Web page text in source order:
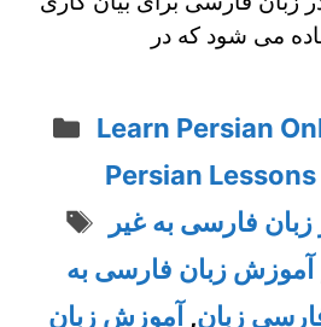
Categories
Learn Persian
Persian
Tags
فارسی به غیر
آموزش زبان فارسی به
زبان, آموزش زبان